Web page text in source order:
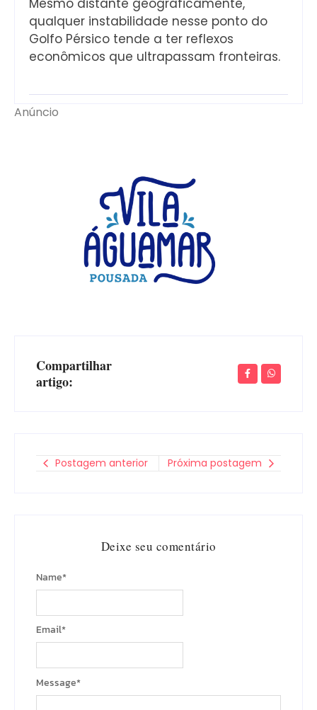
qualquer instabilidade nesse ponto do
Golfo Pérsico tende a ter reflexos
econômicos que ultrapassam fronteiras.
Anúncio
Compartilhar
artigo:
Postagem anterior Próxima postagem
Deixe seu comentário
Message*
Name*
Email*